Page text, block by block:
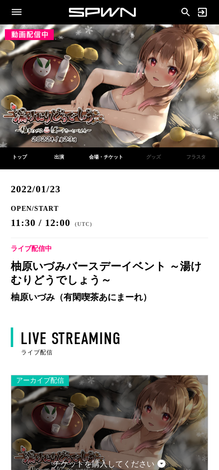
トップ 出演 会場・チケット グッズ フラスタ
2022/01/23
OPEN/START
11:30 / 12:00 (UTC)
ライブ配信中
柚原いづみバースデーイベント ～湯け
むりどうでしょう～
柚原いづみ（有閑喫茶あにまーれ）
LIVE STREAMING
ライブ配信
アーカイブ配信
チケットを購入してください